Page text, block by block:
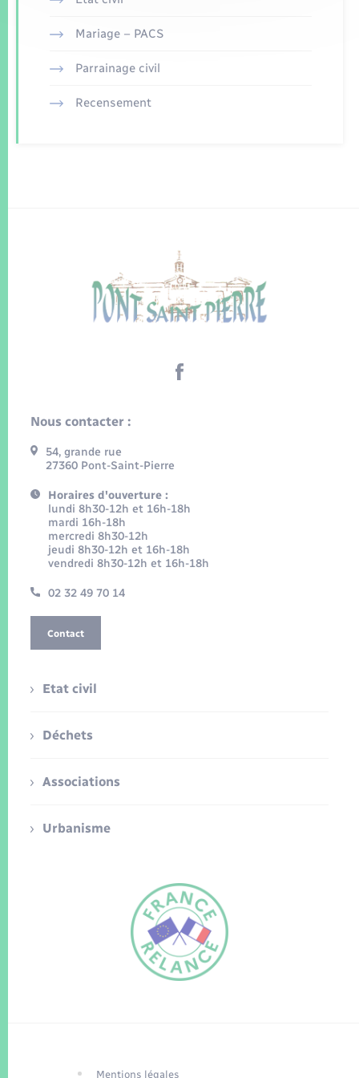
Mariage – PACS
Parrainage civil
Recensement
Nous contacter :
54, grande rue
27360 Pont-Saint-Pierre
Horaires d'ouverture :
lundi 8h30-12h et 16h-18h
mardi 16h-18h
mercredi 8h30-12h
jeudi 8h30-12h et 16h-18h
vendredi 8h30-12h et 16h-18h
02 32 49 70 14
Contact
Etat civil
Déchets
Associations
Urbanisme
Mentions légales